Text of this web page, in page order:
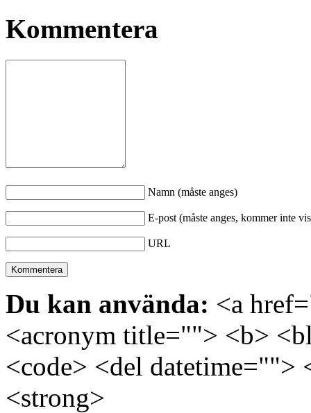
Kommentera
Namn (måste anges)
E-post (måste anges, kommer inte
URL
Du kan använda: <a
<acronym title=""> <b>
<code> <del
<strong>